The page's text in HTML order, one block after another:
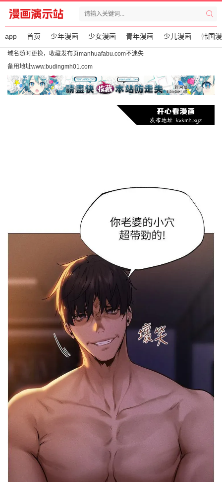
app 首页 少年漫画 少女漫画 青年漫画 少儿漫画 韩国
域名随时更换，收藏发布页manhuafabu.com不迷失
备用地址www.budingmh01.com